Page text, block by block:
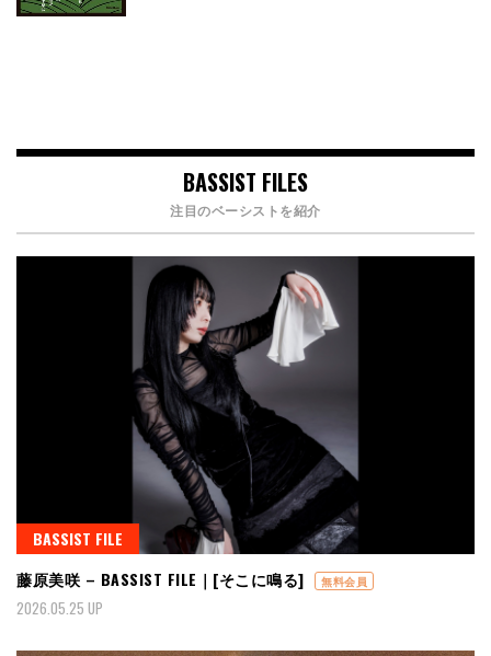
BASSIST FILES
注目のベーシストを紹介
BASSIST FILE
藤原美咲 – BASSIST FILE｜[そこに鳴る]
無料会員
2026.05.25 UP